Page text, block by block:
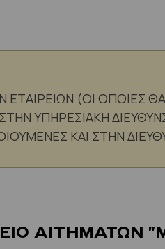
(ΟΙ ΟΠΟΙΕΣ
ΥΠΗΡΕΣΙΑΚΗ
ΚΑΙ ΣΤΗΝ
ΑΙΤΗΜΑΤΩΝ